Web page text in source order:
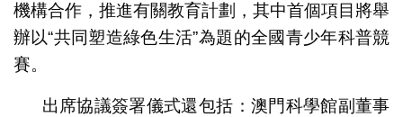
機構合作，推進有關教育計劃，其中首個項目將舉
辦以“共同塑造綠色生活”為題的全國青少年科普競
賽。
出席協議簽署儀式還包括：澳門科學館副董事